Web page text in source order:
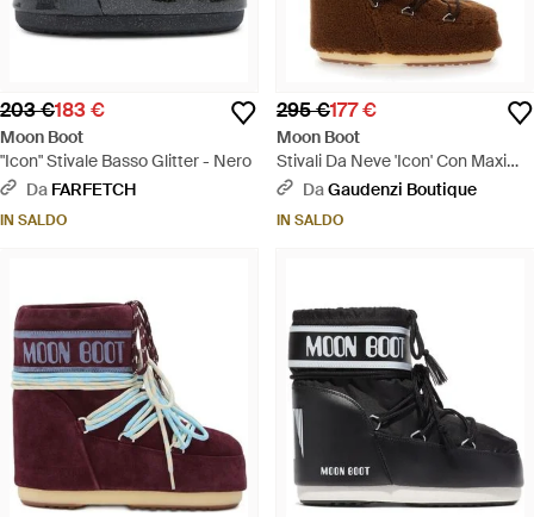
203 €183 €
Moon Boot
"Icon" Stivale Basso Glitter - Nero
Da FARFETCH
IN SALDO
295 €177 €
Moon Boot
Stivali Da Neve 'Icon' Con Maxi
Stampa Logo Sul Lato - Marrone
DaGaudenzi Boutique
IN SALDO